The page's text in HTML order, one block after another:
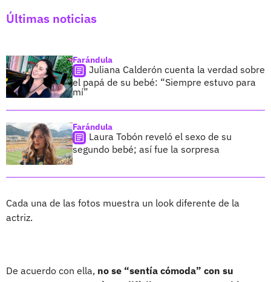
Últimas noticias
Farándula
Juliana Calderón cuenta la verdad sobre
el papá de su bebé: “Siempre estuvo para
mí”
Farándula
Laura Tobón reveló el sexo de su
segundo bebé; así fue la sorpresa
Cada una de las fotos muestra un look diferente de la
actriz.
De acuerdo con ella, no se “sentía cómoda” con su